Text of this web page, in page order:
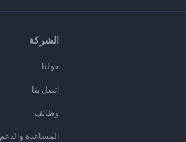
الشركة
حولنا
اتصل بنا
وظائف
المساعدة والدعم